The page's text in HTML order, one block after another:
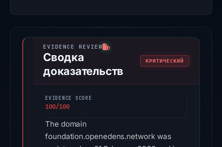
Сводка
доказательств
КРИТИЧЕСКИЙ
EVIDENCE SCORE
100/100
The domain
foundation.openedens.network was